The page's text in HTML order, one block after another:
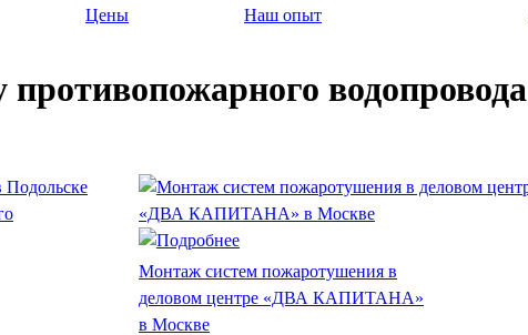
Цены Наш опыт
водопровода
Монтаж систем пожаротушения в
деловом центре «ДВА КАПИТАНА»
в Москве